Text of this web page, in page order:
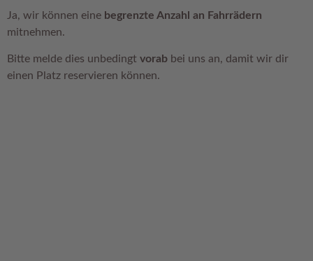
Ja, wir können eine begrenzte Anzahl an Fahrrädern
mitnehmen.
Bitte melde dies unbedingt vorab bei uns an, damit wir dir
einen Platz reservieren können.